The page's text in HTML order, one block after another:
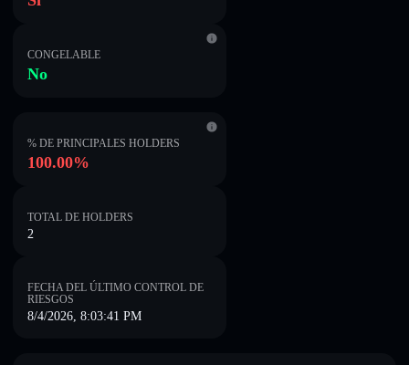
CONGELABLE
No
% DE PRINCIPALES HOLDERS
100.00%
TOTAL DE HOLDERS
2
FECHA DEL ÚLTIMO CONTROL DE
RIESGOS
8/4/2026, 8:03:41 PM